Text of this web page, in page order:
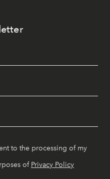
to the processing of my
of Privacy Policy